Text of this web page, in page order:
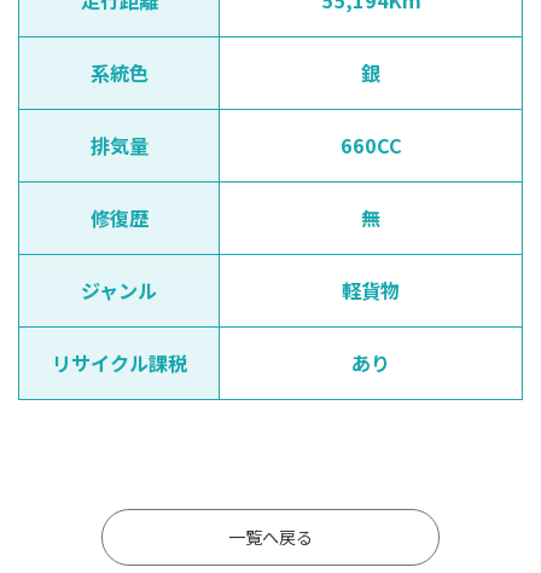
系統色 銀
排気量 660CC
修復歴 無
ジャンル 軽貨物
リサイクル課税 あり
一覧へ戻る